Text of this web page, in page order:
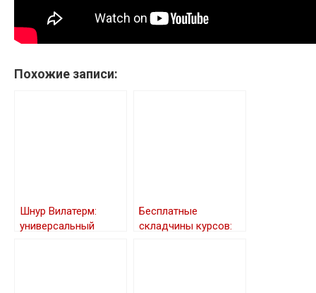
Похожие записи:
Шнур Вилатерм:
универсальный
Бесплатные
складчины курсов: